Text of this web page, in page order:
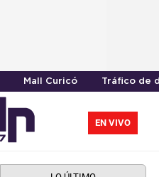
Mall Curicó Tráfico de
EN VIVO